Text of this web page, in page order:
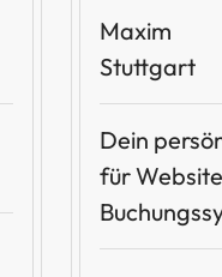
Maxim
Stuttgart
Dein
für